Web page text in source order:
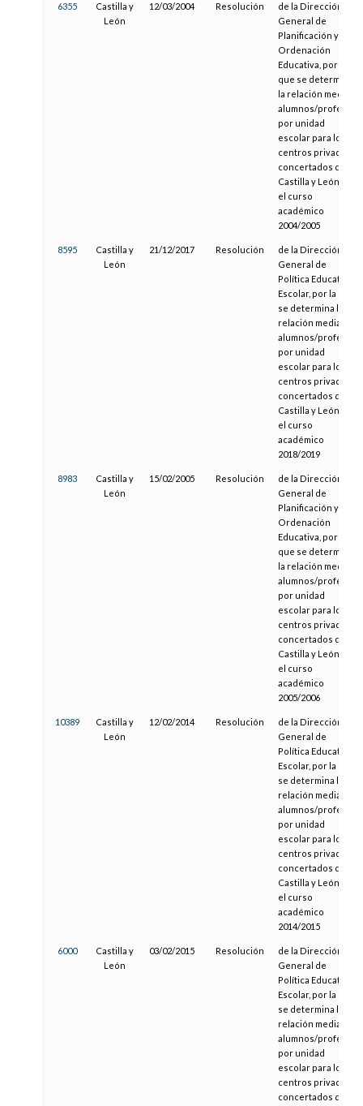
6355
Castilla y
León
12/03/2004 Resolución
de la Dirección
General de
Planificación y
Ordenación
Educativa, por la
que se determina
la relación media
alumnos/profesor
por unidad
escolar para los
centros privados
concertados de
Castilla y León en
el curso
académico
2004/2005
8595
Castilla y
León
21/12/2017 Resolución
de la Dirección
General de
Política Educativa
Escolar, por la que
se determina la
relación media
alumnos/profesor
por unidad
escolar para los
centros privados
concertados de
Castilla y León en
el curso
académico
2018/2019
8983
Castilla y
León
15/02/2005 Resolución
de la Dirección
General de
Planificación y
Ordenación
Educativa, por la
que se determina
la relación media
alumnos/profesor
por unidad
escolar para los
centros privados
concertados de
Castilla y León en
el curso
académico
2005/2006
10389
Castilla y
León
12/02/2014 Resolución
de la Dirección
General de
Política Educativa
Escolar, por la que
se determina la
relación media
alumnos/profesor
por unidad
escolar para los
centros privados
concertados de
Castilla y León en
el curso
académico
2014/2015
6000
Castilla y
León
03/02/2015 Resolución
de la Dirección
General de
Política Educativa
Escolar, por la que
se determina la
relación media
alumnos/profesor
por unidad
escolar para los
centros privados
concertados de